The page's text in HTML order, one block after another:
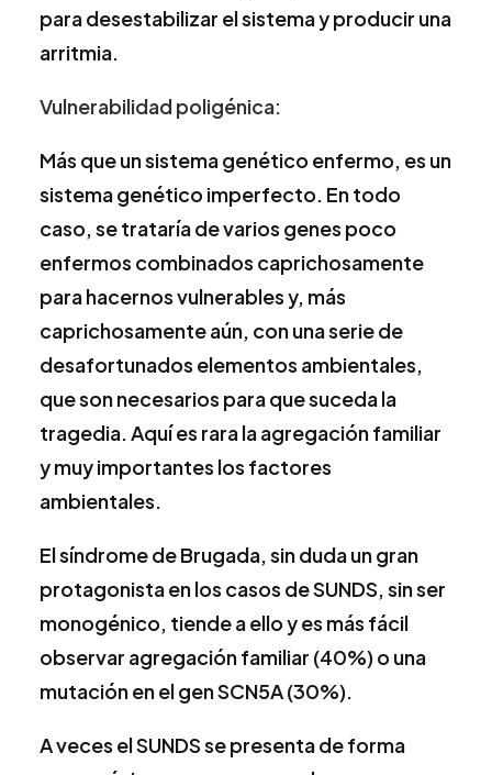
para desestabilizar el sistema y producir una
arritmia.
Vulnerabilidad poligénica:
Más que un sistema genético enfermo, es un
sistema genético imperfecto. En todo
caso, se trataría de varios genes poco
enfermos combinados caprichosamente
para hacernos vulnerables y, más
caprichosamente aún, con una serie de
desafortunados elementos ambientales,
que son necesarios para que suceda la
tragedia. Aquí es rara la agregación familiar
y muy importantes los factores
ambientales.
El síndrome de Brugada, sin duda un gran
protagonista en los casos de SUNDS, sin ser
monogénico, tiende a ello y es más fácil
observar agregación familiar (40%) o una
mutación en el gen SCN5A (30%).
A veces el SUNDS se presenta de forma